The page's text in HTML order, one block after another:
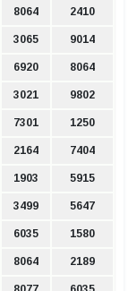
8064 2410
3065 9014
6920 8064
3021 9802
7301 1250
2164 7404
1903 5915
3499 5647
6035 1580
8064 2189